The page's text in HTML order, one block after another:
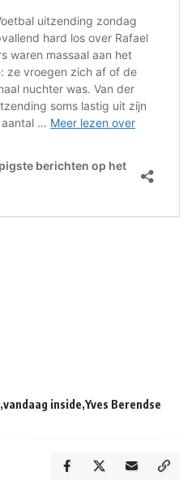
vandaag inside Yves Berendse